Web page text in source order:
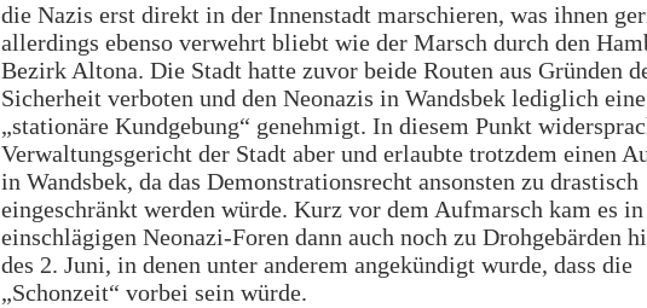
die Nazis erst direkt in der Innenstadt marschieren, was ihnen
allerdings ebenso verwehrt bliebt wie der Marsch durch den
Bezirk Altona. Die Stadt hatte zuvor beide Routen aus Gründen
Sicherheit verboten und den Neonazis in Wandsbek lediglich eine
„stationäre Kundgebung“ genehmigt. In diesem Punkt
Verwaltungsgericht der Stadt aber und erlaubte trotzdem einen
in Wandsbek, da das Demonstrationsrecht ansonsten zu drastisch
eingeschränkt werden würde. Kurz vor dem Aufmarsch kam es in
einschlägigen Neonazi-Foren dann auch noch zu Drohgebärden
des 2. Juni, in denen unter anderem angekündigt wurde, dass die
„Schonzeit“ vorbei sein würde.